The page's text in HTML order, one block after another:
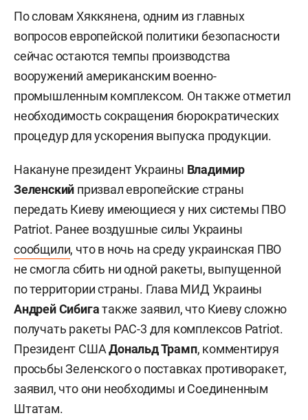
По словам Хяккянена, одним из главных
вопросов европейской политики безопасности
сейчас остаются темпы производства
вооружений американским военно-
промышленным комплексом. Он также отметил
необходимость сокращения бюрократических
процедур для ускорения выпуска продукции.
Накануне президент Украины Владимир
Зеленский призвал европейские страны
передать Киеву имеющиеся у них системы ПВО
Patriot. Ранее воздушные силы Украины
сообщили, что в ночь на среду украинская ПВО
не смогла сбить ни одной ракеты, выпущенной
по территории страны. Глава МИД Украины
Андрей Сибигатакже заявил, что Киеву сложно
получать ракеты PAC-3 для комплексов Patriot.
Президент СШАДональд Трамп, комментируя
просьбы Зеленского о поставках противоракет,
заявил, что они необходимы и Соединенным
Штатам.